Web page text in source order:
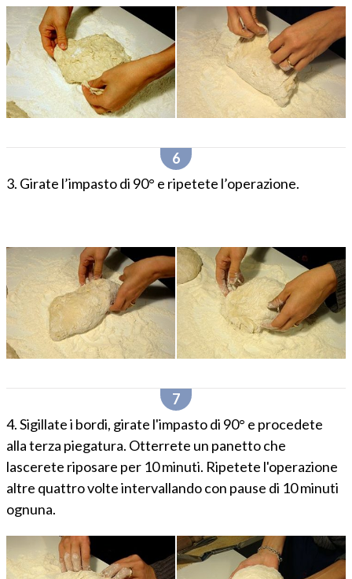
3. Girate l’impasto di 90° e ripetete l’operazione.
4. Sigillate i bordi, girate l'impasto di 90° e procedete
alla terza piegatura. Otterrete un panetto che
lascerete riposare per 10 minuti. Ripetete l'operazione
altre quattro volte intervallando con pause di 10 minuti
ognuna.